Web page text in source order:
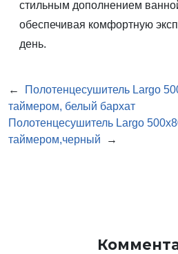
стильным дополнением
обеспечивая комфортную
день.
←
Полотенцесушитель Largo
таймером, белый бархат
Полотенцесушитель Largo
таймером,черный
→